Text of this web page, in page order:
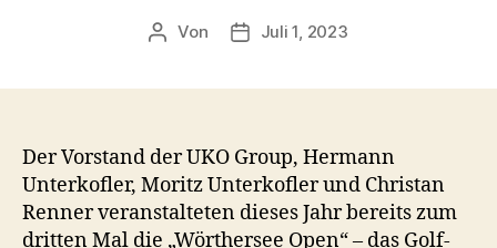
Beitragsautor
Von Veröffentlichungsdatum
Juli 1, 2023
Der Vorstand der UKO Group, Hermann
Unterkoﬂer, Moritz Unterkoﬂer und Christan
Renner veranstalteten dieses Jahr bereits zum
dritten Mal die „Wörthersee Open“ – das Golf-